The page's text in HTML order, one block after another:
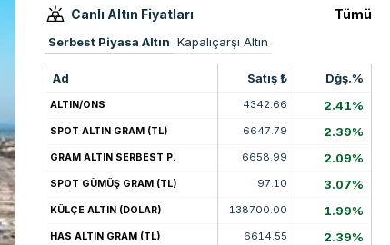
Canlı Altın Fiyatları Tümü
Serbest Piyasa Altın Kapalıçarşı Altın
Ad Satış ₺ Dğş.%
ALTIN/ONS 4342.66 2.41%
SPOT ALTIN GRAM (TL) 6647.79 2.39%
GRAM ALTIN SERBEST P. 6658.99 2.09%
SPOT GÜMÜŞ GRAM (TL) 97.10 3.07%
KÜLÇE ALTIN (DOLAR) 138700.00 1.99%
HAS ALTIN GRAM (TL) 6614.55 2.39%